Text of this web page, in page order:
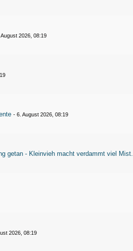
August 2026, 08:19
-6. August 2026, 08:19
getan - Kleinvieh macht verdammt viel Mist.
2026, 08:19